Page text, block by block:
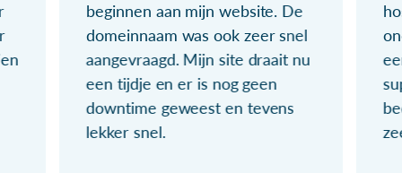
beginnen aan mijn website. De
domeinnaam was ook zeer snel
aangevraagd. Mijn site draait nu
een tijdje en er is nog geen
downtime geweest en tevens
lekker snel.